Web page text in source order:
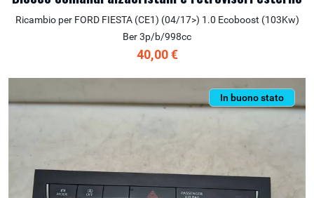
Ricambio per FORD FIESTA (CE1) (04/17>) 1.0 Ecoboost (103Kw)
Ber 3p/b/998cc
40,00 €
In buono stato